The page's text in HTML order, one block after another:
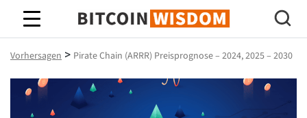
Bitcoin-Weisheit
Vorhersagen > Pirate Chain (ARRR) Preisprognose – 2024, 2025 – 2030